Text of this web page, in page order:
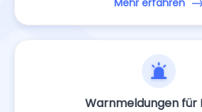
Warnmeldungen für